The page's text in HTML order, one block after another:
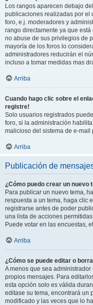
Los rangos aparecen debajo
publicaciones realizadas por el
foro, e.j. moderadores y
rango directamente ya que
no abuse de sus privilegios de
mayoría de los foros lo
administradores reducirán el
incluso a tomar medidas mas
Arriba
Cuando hago clic sobre el
registre!
Solo usuarios registrados
foro, si la administración
malicioso del sistema de e-mail
Arriba
Publicación de
¿Cómo puedo crear un nuevo
Para publicar un nuevo tema,
respuesta a un tema, haga clic
registrarse antes de poder
una lista de acciones
Puede votar en las encuestas,
Arriba
¿Cómo se puede editar o
A menos que sea
propios mensajes. Para
esta opción solo es válida
editase su tema, encontrará un
modificado y las veces que lo